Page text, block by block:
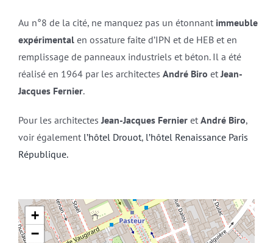
Au n°8 de la cité, ne manquez pas un étonnantimmeuble
expérimental en ossature faite d’IPN et de HEB et en
remplissage de panneaux industriels et béton. Il a été
réalisé en 1964 par les architectes André Biro etJean-
Jacques Fernier.
Pour les architectesJean-Jacques Fernieret André Biro,
voir également l’hôtel Drouot, l’hôtel Renaissance Paris
République.
+
−